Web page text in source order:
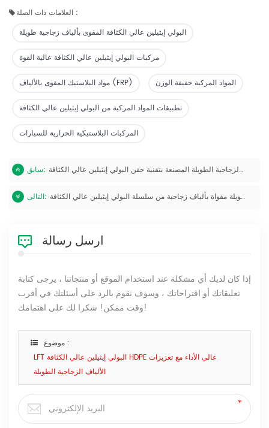
العلامات ذات الصلة :
البولي إيثيلين عالي الكثافة المقوى بألياف زجاجية طويلة
مركبات البولي إيثيلين عالي الكثافة عالية القوة
مواد البلاستيك المقوى بالألياف (FRP) المواد المركبة خفيفة الوزن
تطبيقات المواد المركبة من البولي إيثيلين عالي الكثافة
المركبات البلاستيكية الحرارية للسيارات
سابق: مركبات الألياف الزجاجية الطويلة المصنعة بتقنية حقن البولي إيثيلين عالي الكثافة
التالى: مركبات طويلة مقواة بألياف زجاجية من سلسلة البولي إيثيلين عالي الكثافة (HDPE)
ارسل رسالة
إذا كان لديك أي مشكلة عند استخدام الموقع أو منتجاتنا ، يرجى كتابة
تعليقاتك أو اقتراحاتك ، وسوف نقوم بالرد على أسئلتك في أقرب
وقت ممكن! شكرا لك على اهتمامك!
موضوع :
LFT البولي إيثيلين عالي الكثافة HDPE عالي الأداء مع تعزيزات
الألياف الزجاجية الطويلة